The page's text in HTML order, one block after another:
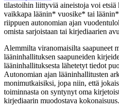
tilastoihin liittyviä aineistoja voi etsiä
vaikkapa läänin* vuosike* tai
riippuen autonomian ajan
omista sarjoistaan tai kirjediaarien
Alemmilta viranomaisilta saapuneet
lääninhallituksen saapuneiden
lääninhallituksesta lähetetyt tiedot
Autonomian ajan lääninhallitusten
monimutkaisiksi, jopa niin, että
toiminnasta on syntynyt oma
kirjediaarin muodostava kokonaisuus.